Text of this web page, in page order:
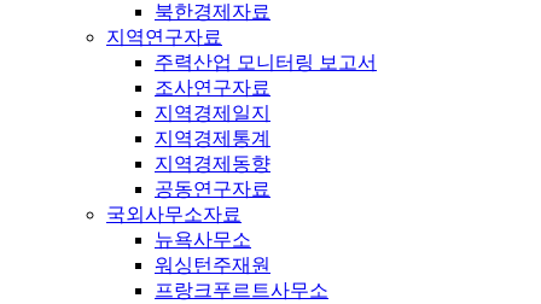
북한경제자료
지역연구자료
주력산업 모니터링 보고서
조사연구자료
지역경제일지
지역경제통계
지역경제동향
공동연구자료
국외사무소자료
뉴욕사무소
워싱턴주재원
프랑크푸르트사무소